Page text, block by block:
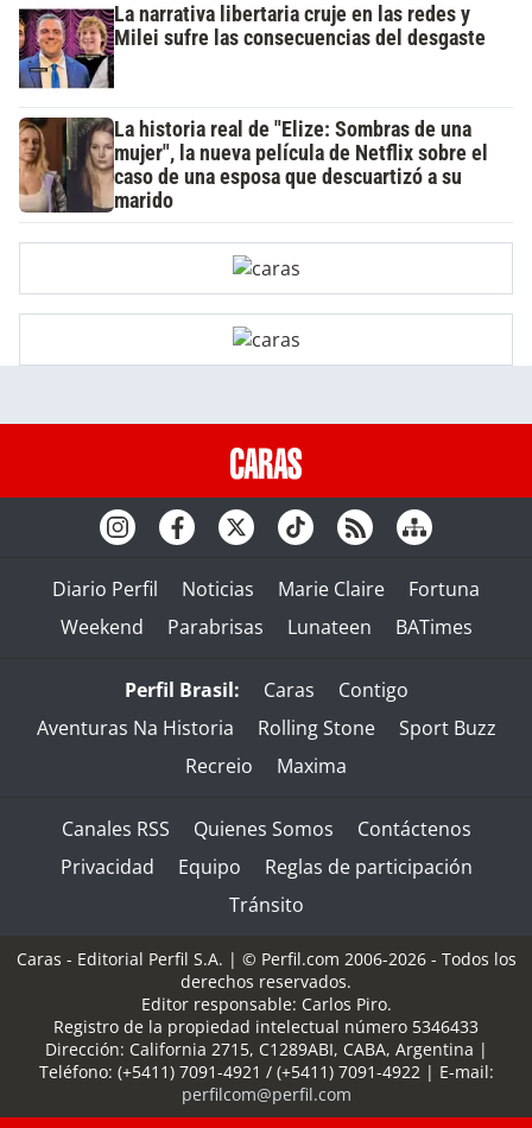
La narrativa libertaria cruje en las redes y
Milei sufre las consecuencias del desgaste
La historia real de "Elize: Sombras de una
mujer", la nueva película de Netflix sobre el
caso de una esposa que descuartizó a su
marido
Diario Perfil Noticias Marie Claire
Fortuna
Weekend
Parabrisas Lunateen BATimes
Perfil Brasil: Caras
Contigo
Aventuras Na Historia
Rolling Stone
Sport Buzz
Recreio
Maxima
Canales RSS Quienes Somos
Contáctenos
Privacidad
Equipo
Reglas de participación
Tránsito
Caras - Editorial Perfil S.A. | © Perfil.com 2006-2026 - Todos los
derechos reservados.
Editor responsable: Carlos Piro.
Registro de la propiedad intelectual número 5346433
Dirección: California 2715, C1289ABI, CABA, Argentina |
Teléfono: (+5411) 7091-4921 / (+5411) 7091-4922| E-mail:
perfilcom@perfil.com